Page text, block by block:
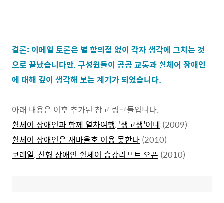
-------------------------------
결론: 이메일 토론은 별 합의점 없이 각자 생각에 그치는 것
으로 끝났습니다만, 구성원들이 공공 교통과 휠체어 장애인
에 대해 깊이 생각해 보는 계기가 되었습니다.
아래 내용은 이후 추가된 참고 링크들입니다.
휠체어 장애인과 함께 열차여행, '생고생'이네 (2009)
휠체어 장애인은 새마을호 이용 못한다 (2010)
코레일, 신형 장애인 휠체어 승강리프트 오픈 (2010)